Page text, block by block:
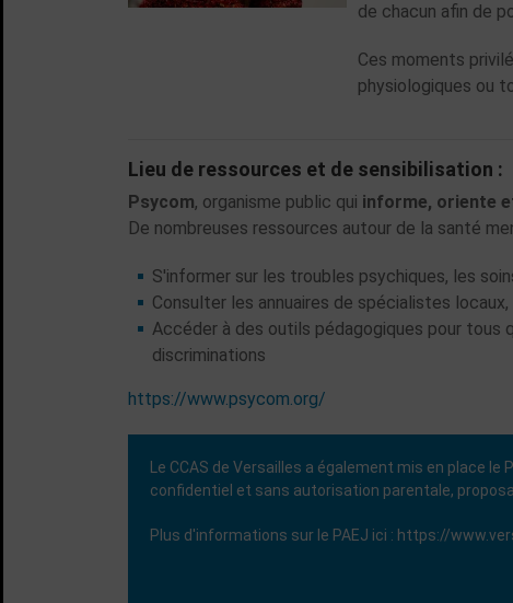
de chacun afin de
Ces moments
physiologiques ou
Lieu de ressources et de sensibilisation :
Psycom, organisme public qui informe, oriente
De nombreuses ressources autour de la santé
S'informer sur les troubles psychiques, les
Consulter les annuaires de spécialistes
Accéder à des outils pédagogiques pour
discriminations
https://www.psycom.org/
Le CCAS de Versailles a également mis en place le
confidentiel et sans autorisation parentale,
Plus d'informations sur le PAEJ ici : https://